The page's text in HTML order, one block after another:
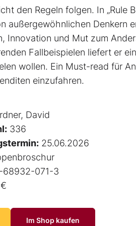
den Regeln folgen. In „Rule
außer­gewöhnlichen Denkern
Innovation und Mut zum
Fallbeispielen liefert er
wollen. Ein Must-read für
einzufahren.
David
336
25.06.2026
68932-071-3
Im Shop kaufen